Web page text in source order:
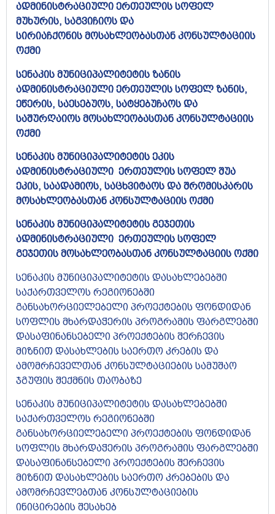
ადმინისტრაციული ერთეულის სოფელ
მუხურის, საგვიჩიოს და
სირიაჩქონის მოსახლეობასთან კონსულტაციის
ოქმი​
სენაკის მუნიციპალიტეტის ზანის
ადმინისტრაციული ერთეულის სოფელ ზანის,
ეწერის, საესებუოს, სატყებუჩაოს და
საშურღაიოს მოსახლეობასთან კონსულტაციის
ოქმი
სენაკის მუნიციპალიტეტის ეკის
ადმინისტრაციული ერთეულის სოფელ შუა
ეკის, საადამიოს, საცხვიტაოს და შრომისკარის
მოსახლეობასთან კონსულტაციის ოქმი
სენაკის მუნიციპალიტეტის გეჯეთის
ადმინისტრაციული ერთეულის სოფელ
გეჯეთის მოსახლეობასთან კონსულტაციის ოქმი
სენაკის მუნიციპალიტეტის დასახლებებში
საქართველოს რეგიონებში
განსახორციელებელი პროექტების ფონდიდან
სოფლის მხარდაჭერის პროგრამის ფარგლებში
დასაფინანსებელი პროექტების შერჩევის
მიზნით დასახლების საერთო კრების და
ამომრჩეველთან კონსულტაციების სამუშაო
ჯგუფის შექმნის თაობაზე
სენაკის მუნიციპალიტეტის დასახლებებში
საქართველოს რეგიონებში
განსახორციელებელი პროექტების ფონდიდან
სოფლის მხარდაჭერის პროგრამის ფარგლებში
დასაფინანსებელი პროექტების შერჩევის
მიზნით დასახლების საერთო კრებების და
ამომრჩევლებთან კონსულტაციების
ინიცირების შესახებ